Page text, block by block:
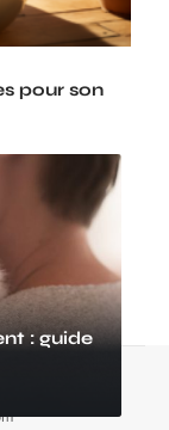
pour son
: guide